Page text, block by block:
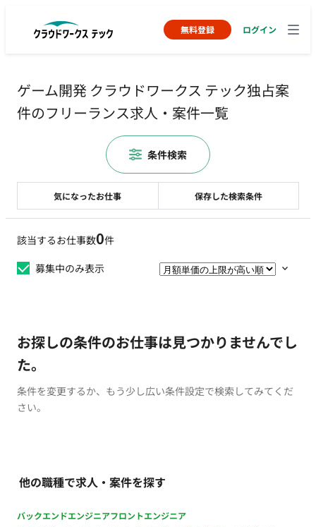
無料登録 ログイン
ゲーム開発 クラウドワークス テック独占案
件のフリーランス求人・案件一覧
該当するお仕事数0件
募集中のみ表示
お探しの条件のお仕事は見つかりませんでし
た。
条件を変更するか、もう少し広い条件設定で検索してみてくだ
さい。
他の職種で求人・案件を探す
バックエンドエンジニアフロントエンジニア
気になったお仕事 保存した検索条件
条件検索